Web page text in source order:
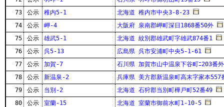
73
公示 稚内5-1
北海道 稚内市中央3-8-23
74
公示 岬-4
大阪府 泉南郡岬町深日1868番50外
75
公示 雄武5-1
北海道 紋別郡雄武町字雄武874番1
76
公示 呉5-13
広島県 呉市安浦町中央5-1-61
77
公示 加賀-7
石川県 加賀市山中温泉下谷町ﾆ203番外
78
公示 新温泉-2
兵庫県 美方郡新温泉町高末字家本557
79
公示 当別-2
北海道 石狩郡当別町樺戸町52番49
80
公示 室蘭-15
北海道 室蘭市御前水町1-10-5